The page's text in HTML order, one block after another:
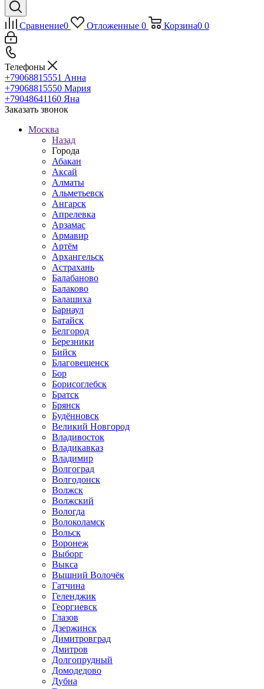
Сравнение0 Отложенные 0 Корзина0 0
Телефоны
+79068815551 Анна
+79068815550 Мария
+79048641160 Яна
Заказать звонок
Москва
Назад
Города
Абакан
Аксай
Алматы
Альметьевск
Ангарск
Апрелевка
Арзамас
Армавир
Артём
Архангельск
Астрахань
Балабаново
Балаково
Балашиха
Барнаул
Батайск
Белгород
Березники
Бийск
Благовещенск
Бор
Борисоглебск
Братск
Брянск
Будённовск
Великий Новгород
Владивосток
Владикавказ
Владимир
Волгоград
Волгодонск
Волжск
Волжский
Вологда
Волоколамск
Вольск
Воронеж
Выборг
Выкса
Вышний Волочёк
Гатчина
Геленджик
Георгиевск
Глазов
Дзержинск
Димитровград
Дмитров
Долгопрудный
Домодедово
Дубна